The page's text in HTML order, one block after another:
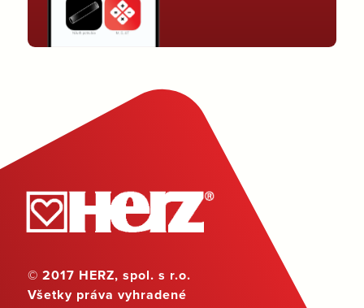
© 2017 HERZ, spol. s r.o.
Všetky práva vyhradené